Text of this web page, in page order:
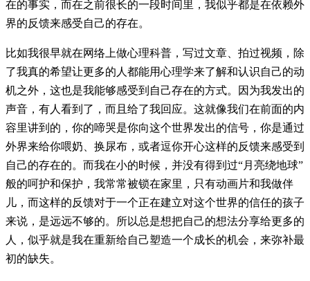
在的事实，而在之前很长的一段时间里，我似乎都是在依赖外
界的反馈来感受自己的存在。
比如我很早就在网络上做心理科普，写过文章、拍过视频，除
了我真的希望让更多的人都能用心理学来了解和认识自己的动
机之外，这也是我能够感受到自己存在的方式。因为我发出的
声音，有人看到了，而且给了我回应。这就像我们在前面的内
容里讲到的，你的啼哭是你向这个世界发出的信号，你是通过
外界来给你喂奶、换尿布，或者逗你开心这样的反馈来感受到
自己的存在的。而我在小的时候，并没有得到过“月亮绕地球”
般的呵护和保护，我常常被锁在家里，只有动画片和我做伴
儿，而这样的反馈对于一个正在建立对这个世界的信任的孩子
来说，是远远不够的。所以总是想把自己的想法分享给更多的
人，似乎就是我在重新给自己塑造一个成长的机会，来弥补最
初的缺失。